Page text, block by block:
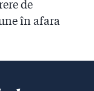
de
în afara